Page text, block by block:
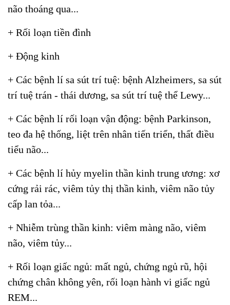
não thoáng qua...
+ Rối loạn tiền đình
+ Động kinh
+ Các bệnh lí sa sút trí tuệ: bệnh Alzheimers, sa sút
trí tuệ trán - thái dương, sa sút trí tuệ thể Lewy...
+ Các bệnh lí rối loạn vận động: bệnh Parkinson,
teo đa hệ thống, liệt trên nhân tiến triển, thất điều
tiểu não...
+ Các bệnh lí hủy myelin thần kinh trung ương: xơ
cứng rải rác, viêm tủy thị thần kinh, viêm não tủy
cấp lan tỏa...
+ Nhiễm trùng thần kinh: viêm màng não, viêm
não, viêm tủy...
+ Rối loạn giấc ngủ: mất ngủ, chứng ngủ rũ, hội
chứng chân không yên, rối loạn hành vi giấc ngủ
REM...